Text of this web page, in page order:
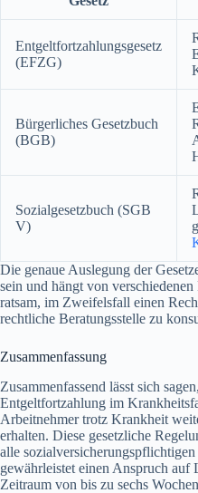
Entgeltfortzahlungsgesetz
(EFZG)
Bürgerliches Gesetzbuch
(BGB)
Sozialgesetzbuch (SGB
V)
Die genaue Auslegung der
sein und hängt von
ratsam, im Zweifelsfall einen
rechtliche Beratungsstelle zu
Zusammenfassung
Zusammenfassend lässt sich
Entgeltfortzahlung im
Arbeitnehmer trotz Krankheit
erhalten. Diese gesetzliche
alle
gewährleistet einen Anspruch
Zeitraum von bis zu sechs